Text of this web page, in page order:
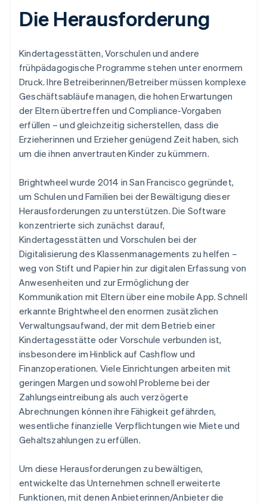
Die Herausforderung
Kindertagesstätten, Vorschulen und andere
frühpädagogische Programme stehen unter enormem
Druck. Ihre Betreiberinnen/Betreiber müssen komplexe
Geschäftsabläufe managen, die hohen Erwartungen
der Eltern übertreffen und Compliance-Vorgaben
erfüllen – und gleichzeitig sicherstellen, dass die
Erzieherinnen und Erzieher genügend Zeit haben, sich
um die ihnen anvertrauten Kinder zu kümmern.
Brightwheel wurde 2014 in San Francisco gegründet,
um Schulen und Familien bei der Bewältigung dieser
Herausforderungen zu unterstützen. Die Software
konzentrierte sich zunächst darauf,
Kindertagesstätten und Vorschulen bei der
Digitalisierung des Klassenmanagements zu helfen –
weg von Stift und Papier hin zur digitalen Erfassung von
Anwesenheiten und zur Ermöglichung der
Kommunikation mit Eltern über eine mobile App. Schnell
erkannte Brightwheel den enormen zusätzlichen
Verwaltungsaufwand, der mit dem Betrieb einer
Kindertagesstätte oder Vorschule verbunden ist,
insbesondere im Hinblick auf Cashflow und
Finanzoperationen. Viele Einrichtungen arbeiten mit
geringen Margen und sowohl Probleme bei der
Zahlungseintreibung als auch verzögerte
Abrechnungen können ihre Fähigkeit gefährden,
wesentliche finanzielle Verpflichtungen wie Miete und
Gehaltszahlungen zu erfüllen.
Um diese Herausforderungen zu bewältigen,
entwickelte das Unternehmen schnell erweiterte
Funktionen, mit denen Anbieterinnen/Anbieter die